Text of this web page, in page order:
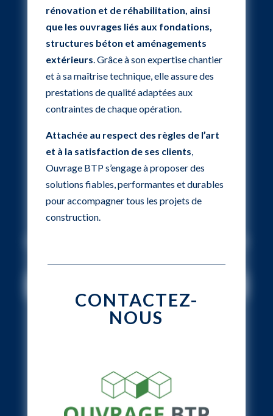
rénovation et de réhabilitation, ainsi
que les ouvrages liés aux fondations,
structures béton et aménagements
extérieurs. Grâce à son expertise chantier
et à sa maîtrise technique, elle assure des
prestations de qualité adaptées aux
contraintes de chaque opération.
Attachée au respect des règles de l’art
et à la satisfaction de ses clients,
Ouvrage BTP s’engage à proposer des
solutions fiables, performantes et durables
pour accompagner tous les projets de
construction.
CONTACTEZ-
NOUS